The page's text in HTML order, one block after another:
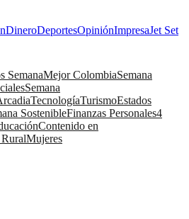
DineroDeportesOpiniónImpresaJet Set
SemanaMejor ColombiaSemana
Semana
TecnologíaTurismoEstados
SostenibleFinanzas Personales4
Contenido en
RuralMujeres